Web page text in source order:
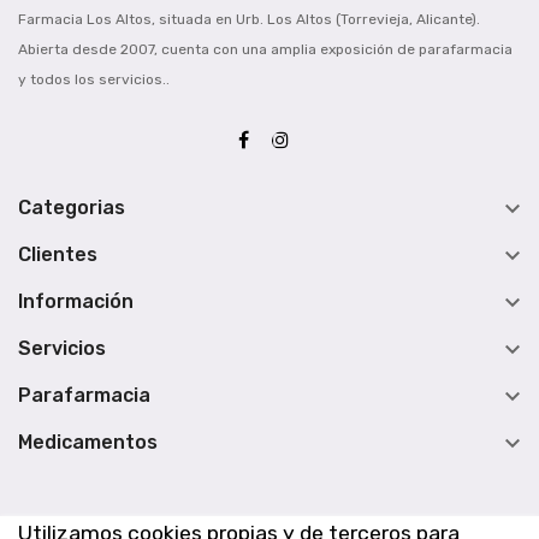
Utilizamos cookies propias y de terceros para
Farmacia Los Altos, situada en Urb. Los Altos (Torrevieja, Alicante).
Abierta desde 2007, cuenta con una amplia exposición de parafarmacia
y todos los servicios..
Categorias 
Clientes 
Información 
Servicios 
Parafarmacia 
Medicamentos 